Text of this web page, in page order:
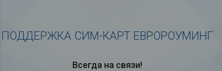
ПОДДЕРЖКА СИМ-КАРТ ЕВРОРОУМИНГ
Всегда на связи!